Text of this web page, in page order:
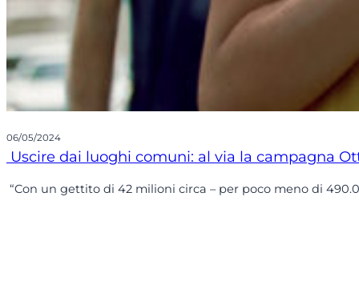
06/05/2024
Uscire dai luoghi comuni: al via la campagna
“Con un gettito di 42 milioni circa – per poco meno di